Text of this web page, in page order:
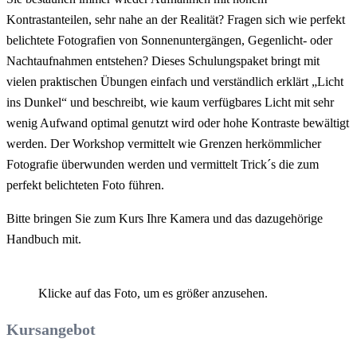
Kontrastanteilen, sehr nahe an der Realität? Fragen sich wie perfekt
belichtete Fotografien von Sonnenuntergängen, Gegenlicht- oder
Nachtaufnahmen entstehen? Dieses Schulungspaket bringt mit
vielen praktischen Übungen einfach und verständlich erklärt „Licht
ins Dunkel“ und beschreibt, wie kaum verfügbares Licht mit sehr
wenig Aufwand optimal genutzt wird oder hohe Kontraste bewältigt
werden. Der Workshop vermittelt wie Grenzen herkömmlicher
Fotografie überwunden werden und vermittelt Trick´s die zum
perfekt belichteten Foto führen.
Bitte bringen Sie zum Kurs Ihre Kamera und das dazugehörige
Handbuch mit.
Klicke auf das Foto, um es größer anzusehen.
Kursangebot